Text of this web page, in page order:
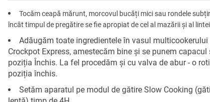
Tocăm ceapă mărunt, morcovul bucăți mici sau rondele
încât timpul de pregătire se fie apropiat de cel al mazării și al
Adăugăm toate ingredientele în vasul multicookerului
Crockpot Express, amestecăm bine și se punem capacul
poziția Închis. La fel procedăm și cu valva de abur - o
poziția închis.
Setăm aparatul pe modul de gătire Slow Cooking